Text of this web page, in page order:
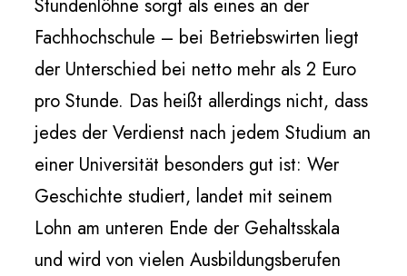
Stundenlöhne sorgt als eines an der
Fachhochschule – bei Betriebswirten liegt
der Unterschied bei netto mehr als 2 Euro
pro Stunde. Das heißt allerdings nicht, dass
jedes der Verdienst nach jedem Studium an
einer Universität besonders gut ist: Wer
Geschichte studiert, landet mit seinem
Lohn am unteren Ende der Gehaltsskala
und wird von vielen Ausbildungsberufen